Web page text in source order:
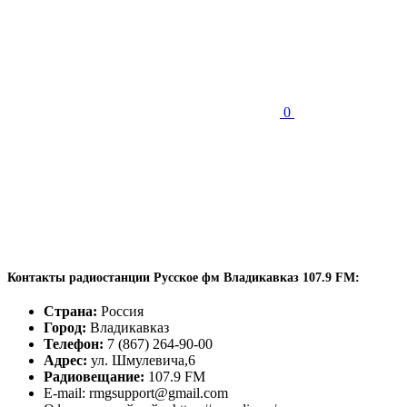
0
Контакты радиостанции Русское фм Владикавказ 107.9 FM:
Страна: Россия
Город: Владикавказ
Телефон: 7 (867) 264-90-00
Адрес: ул. Шмулевича,6
Радиовещание: 107.9 FM
E-mail: rmgsupport@gmail.com